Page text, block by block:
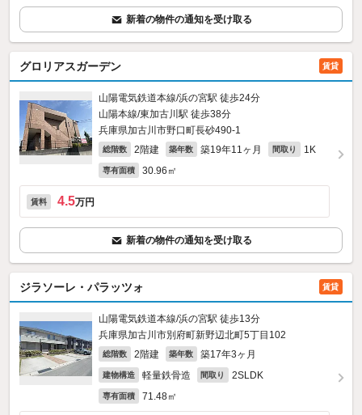
新着の物件の通知を受け取る
グロリアスガーデン 賃貸
山陽電気鉄道本線/浜の宮駅 徒歩24分
山陽本線/東加古川駅 徒歩38分
兵庫県加古川市野口町長砂490‐1
総階数 2階建 築年数 築19年11ヶ月 間取り 1K
専有面積 30.96㎡
賃料 4.5万円
新着の物件の通知を受け取る
ジラソーレ・パラッツォ 賃貸
山陽電気鉄道本線/浜の宮駅 徒歩13分
兵庫県加古川市別府町新野辺北町5丁目102
総階数 2階建 築年数 築17年3ヶ月
建物構造 軽量鉄骨造 間取り 2SLDK
専有面積 71.48㎡